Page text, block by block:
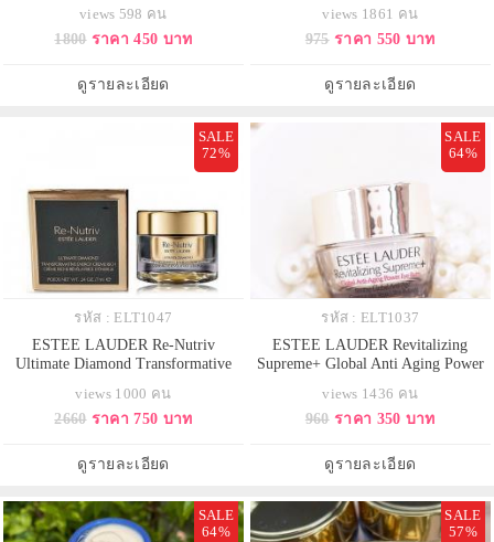
ไทด์สูตรใหม่ที่ช่วยยกกระชับผิวและ
ริ้วรอยดูตื้นขึ้น สูตรนี้เป็นสูตร
ด้วยเทคโนโลยี Hexapeptide 8 + 9 ที่
ช่วยยกกระชับผิว 5 โซ
views 598 คน
1800 ราคา 450 บาท
ดูรายละเอียด
Bone เหมาะสำหรับผิวขาวอมชมพู
รองพื้นตัวเทพสำหรับคนหน้ามัน เป็น
อยากจะได้ลุคเป๊ะๆ แบบไปออกงาน
หรือใครที่หน้ามันขั้นสุด ขอแนะนำ
views 1861 คน
975 ราคา 550 บาท
ดูรายละเอียด
SALE
72%
รหัส : ELT1047
ESTEE LAUDER Re-Nutriv
Ultimate Diamond Transformative
7ml. ครีมบำรุงผิวเพิ่มความชุ่มชื้น
ซ่อมแซมผิวอย่างล้ำลึกและอ่อนโยน
ตึง อ่อนเยาว์ยิ่งขึ้น Re Nutriv
Ultimate Diamond ด้วยสารสกัด
views 1000 คน
2660 ราคา 750 บาท
ดูรายละเอียด
SALE
64%
รหัส : ELT1037
ESTEE LAUDER Revitalizing
Supreme+ Global Anti Aging Power
บาล์มทรงประสิทธิภาพ ช่วยลดเลือน
ริ้วรอยอันเป็นสัญญาณความร่วงโรย
เทคโนโลยี IntuiGen Technology
มอบพลังแห่งการฟื้นบารุงให้ผิวกล
views 1436 คน
960 ราคา 350 บาท
ดูรายละเอียด
SALE
64%
SALE
57%